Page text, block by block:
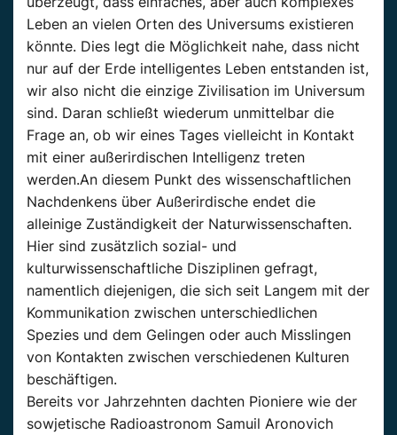
Leben an vielen Orten des Universums existieren
könnte. Dies legt die Möglichkeit nahe, dass nicht
nur auf der Erde intelligentes Leben entstanden ist,
wir also nicht die einzige Zivilisation im Universum
sind. Daran schließt wiederum unmittelbar die
Frage an, ob wir eines Tages vielleicht in Kontakt
mit einer außerirdischen Intelligenz treten
werden.An diesem Punkt des wissenschaftlichen
Nachdenkens über Außerirdische endet die
alleinige Zuständigkeit der Naturwissenschaften.
Hier sind zusätzlich sozial- und
kulturwissenschaftliche Disziplinen gefragt,
namentlich diejenigen, die sich seit Langem mit der
Kommunikation zwischen unterschiedlichen
Spezies und dem Gelingen oder auch Misslingen
von Kontakten zwischen verschiedenen Kulturen
beschäftigen.
Bereits vor Jahrzehnten dachten Pioniere wie der
sowjetische Radioastronom Samuil Aronovich